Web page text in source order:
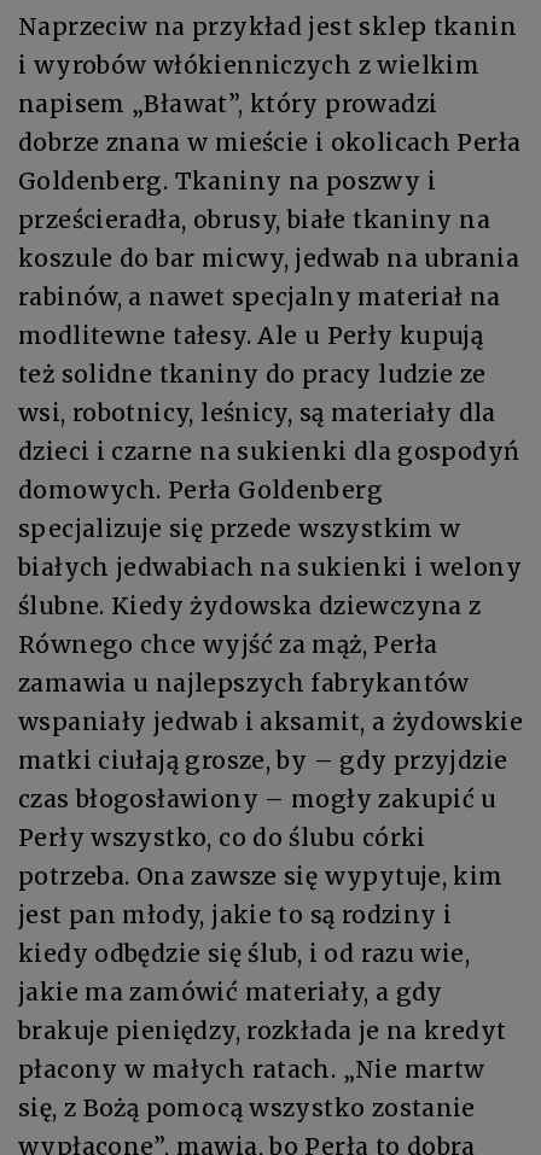
Naprzeciw na przykład jest sklep tkanin
i wyrobów włókienniczych z wielkim
napisem „Bławat”, który prowadzi
dobrze znana w mieście i okolicach Perła
Goldenberg. Tkaniny na poszwy i
prześcieradła, obrusy, białe tkaniny na
koszule do bar micwy, jedwab na ubrania
rabinów, a nawet specjalny materiał na
modlitewne tałesy. Ale u Perły kupują
też solidne tkaniny do pracy ludzie ze
wsi, robotnicy, leśnicy, są materiały dla
dzieci i czarne na sukienki dla gospodyń
domowych. Perła Goldenberg
specjalizuje się przede wszystkim w
białych jedwabiach na sukienki i welony
ślubne. Kiedy żydowska dziewczyna z
Równego chce wyjść za mąż, Perła
zamawia u najlepszych fabrykantów
wspaniały jedwab i aksamit, a żydowskie
matki ciułają grosze, by – gdy przyjdzie
czas błogosławiony – mogły zakupić u
Perły wszystko, co do ślubu córki
potrzeba. Ona zawsze się wypytuje, kim
jest pan młody, jakie to są rodziny i
kiedy odbędzie się ślub, i od razu wie,
jakie ma zamówić materiały, a gdy
brakuje pieniędzy, rozkłada je na kredyt
płacony w małych ratach. „Nie martw
się, z Bożą pomocą wszystko zostanie
wypłacone”, mawia, bo Perła to dobra